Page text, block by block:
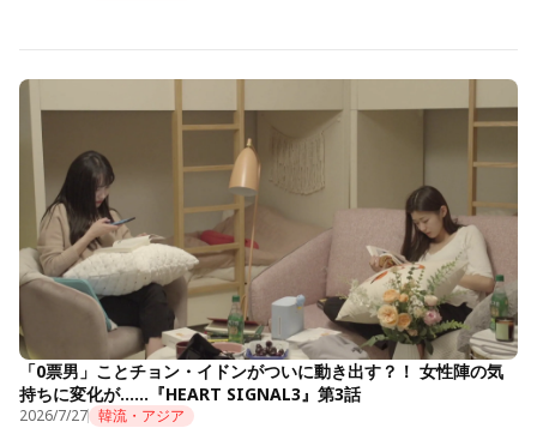
「0票男」ことチョン・イドンがついに動き出す？！ 女性陣の気
持ちに変化が……『HEART SIGNAL3』第3話
2026/7/27 韓流・アジア